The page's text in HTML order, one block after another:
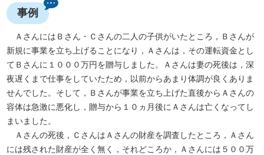
事例
ＡさんにはＢさん・Ｃさんの二人の子供がいたところ，Ｂさんが
新規に事業を立ち上げることになり，Ａさんは，その運転資金とし
てＢさんに１０００万円を贈与しました。Ａさんは妻の死後は，深
夜遅くまで仕事をしていたため，以前からあまり体調が良くありま
せんでした。そして，Ｂさんが事業を立ち上げた直後からＡさんの
容体は急激に悪化し，贈与から１０ヵ月後にＡさんは亡くなってし
まいました。
Ａさんの死後，ＣさんはＡさんの財産を調査したところ，Ａさん
には残された財産が全く無く，それどころか，Ａさんには５００万